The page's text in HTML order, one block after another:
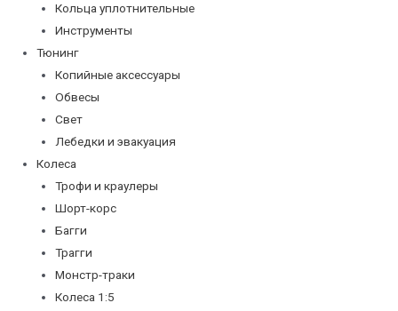
Кольца уплотнительные
Инструменты
Тюнинг
Копийные аксессуары
Обвесы
Свет
Лебедки и эвакуация
Колеса
Трофи и краулеры
Шорт-корс
Багги
Трагги
Монстр-траки
Колеса 1:5